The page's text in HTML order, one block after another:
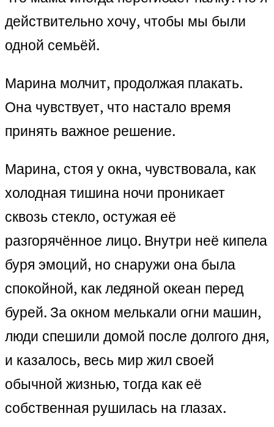
действительно хочу, чтобы мы были
одной семьёй.
Марина молчит, продолжая плакать.
Она чувствует, что настало время
принять важное решение.
Марина, стоя у окна, чувствовала, как
холодная тишина ночи проникает
сквозь стекло, остужая её
разгорячённое лицо. Внутри неё кипела
буря эмоций, но снаружи она была
спокойной, как ледяной океан перед
бурей. За окном мелькали огни машин,
люди спешили домой после долгого дня,
и казалось, весь мир жил своей
обычной жизнью, тогда как её
собственная рушилась на глазах.